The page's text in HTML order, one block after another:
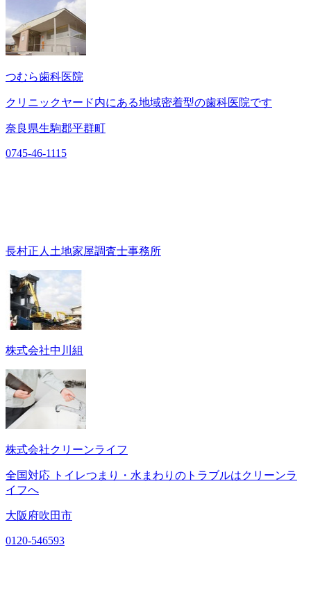
つむら歯科医院
クリニックヤード内にある地域密着型の歯科医院です
奈良県生駒郡平群町
0745-46-1115
長村正人土地家屋調査士事務所
株式会社中川組
株式会社クリーンライフ
全国対応 トイレつまり・水まわりのトラブルはクリーンラ
イフへ
大阪府吹田市
0120-546593